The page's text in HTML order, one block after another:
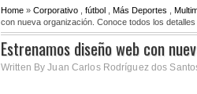
Home » Corporativo fútbol Más Deportes
con nueva organización. Conoce todos los detalles
Estrenamos diseño web con
Written By Juan Carlos Rodríguez dos